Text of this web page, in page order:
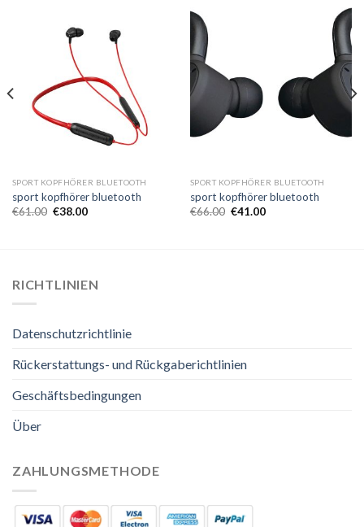
SPORT KOPFHÖRER BLUETOOTH
sport kopfhörer bluetooth
€61.00 €38.00
SPORT KOPFHÖRER BLUETOOTH
sport kopfhörer bluetooth
€66.00 €41.00
RICHTLINIEN
Datenschutzrichtlinie
Rückerstattungs- und Rückgaberichtlinien
Geschäftsbedingungen
Über
ZAHLUNGSMETHODE